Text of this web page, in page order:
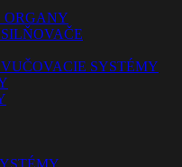
ORGANY
SYSTÉMY